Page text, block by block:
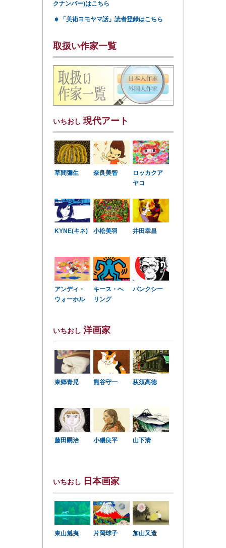
クナンバー)はこちら
➧ 「美術ヨモヤマ話」読者登録はこちら
取扱い作家一覧
いちおし 現代アート
草間彌生 奈良美智
ロッカクア
ヤコ
KYNE(キネ) 小松美羽 井田幸昌
アンディ・
ウォーホル
キース・ヘ
リング
バンクシー
いちおし 洋画家
東郷青児 熊谷守一 荻須高徳
藤田嗣治 小磯良平 山下清
いちおし 日本画家
東山魁夷 片岡球子 加山又造